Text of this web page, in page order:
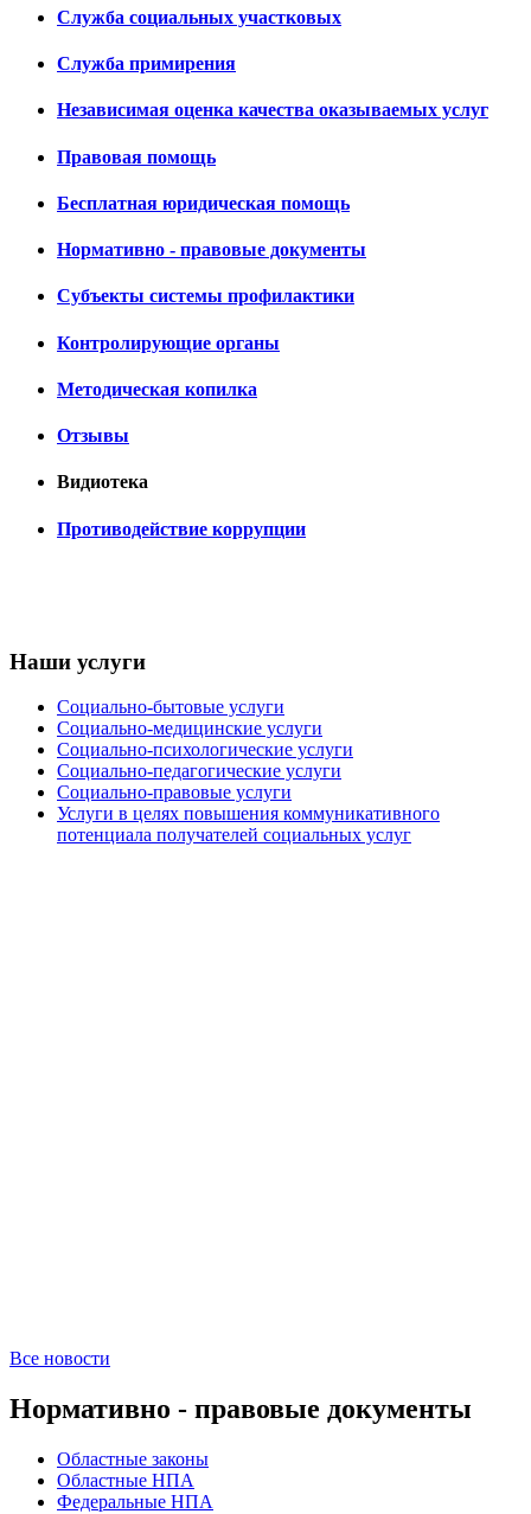
Служба социальных участковых
Служба примирения
Независимая оценка качества оказываемых услуг
Правовая помощь
Бесплатная юридическая помощь
Нормативно - правовые документы
Субъекты системы профилактики
Контролирующие органы
Методическая копилка
Отзывы
Видиотека
Противодействие коррупции
Наши услуги
Социально-бытовые услуги
Социально-медицинские услуги
Социально-психологические услуги
Социально-педагогические услуги
Социально-правовые услуги
Услуги в целях повышения коммуникативного
потенциала получателей социальных услуг
Все новости
Нормативно - правовые документы
Областные законы
Областные НПА
Федеральные НПА